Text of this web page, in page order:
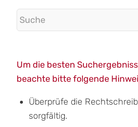
Um die besten
beachte bitte folgende
Überprüfe die
sorgfältig.